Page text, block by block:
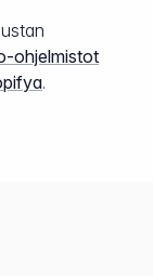
ohjelmistot
.